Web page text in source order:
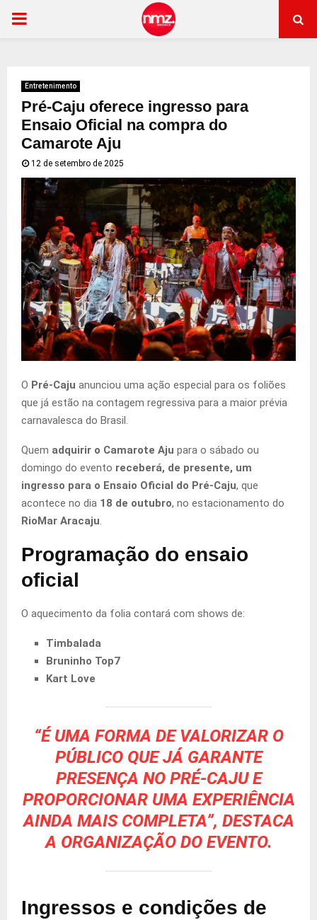
PRIMARY
Entretenimento
Pré-Caju oferece ingresso para
Ensaio Oficial na compra do
Camarote Aju
12 de setembro de 2025
O Pré-Caju anunciou uma ação especial para os foliões
que já estão na contagem regressiva para a maior prévia
carnavalesca do Brasil.
Quem adquirir o Camarote Aju para o sábado ou
domingo do evento receberá, de presente, um
ingresso para o Ensaio Oficial do Pré-Caju, que
acontece no dia 18 de outubro, no estacionamento do
RioMar Aracaju.
Programação do ensaio
oficial
O aquecimento da folia contará com shows de:
Timbalada
Bruninho Top7
Kart Love
“É UMA FORMA DE VALORIZAR O
PÚBLICO QUE JÁ GARANTE
PRESENÇA NO PRÉ-CAJU E
PROPORCIONAR UMA EXPERIÊNCIA
AINDA MAIS COMPLETA”, DESTACA
A ORGANIZAÇÃO DO EVENTO.
Ingressos e condições de